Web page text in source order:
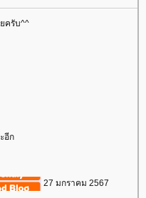
ครับ^^
อีก
27 มกราคม 2567